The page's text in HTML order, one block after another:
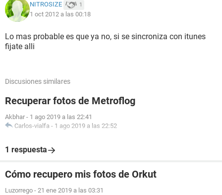
NITROSIZE 1
1 oct 2012 a las 00:18
Lo mas probable es que ya no, si se sincroniza con itunes
fijate alli
Discusiones similares
Recuperar fotos de Metroflog
Akbhar - 1 ago 2019 a las 22:41
Carlos-vialfa - 1 ago 2019 a las 22:52
1 respuesta
Cómo recupero mis fotos de Orkut
Luzorrego - 21 ene 2019 a las 03:31